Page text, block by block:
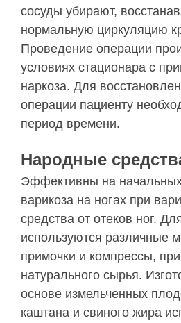
сосуды убирают,
нормальную циркуляцию
Проведение операции
условиях стационара с
наркоза. Для
операции пациенту
период времени.
Народные
Эффективны на начальных
варикоза на ногах при
средства от отеков ног.
используются различные
примочки и компрессы,
натурального сырья.
основе измельченных
каштана и свиного жира